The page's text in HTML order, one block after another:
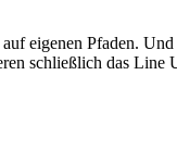
eigenen Pfaden.
schließlich das Line